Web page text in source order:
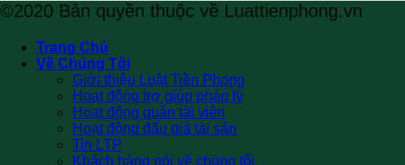
©2020 Bản quyền thuộc về Luattienphong.vn
Trang Chủ
Về Chúng Tôi
Giới thiệu Luật Tiền Phong
Hoạt động trợ giúp pháp lý
Hoạt động quản tài viên
Hoạt động đấu giá tài sản
Tin LTP
Khách hàng nói về chúng tôi